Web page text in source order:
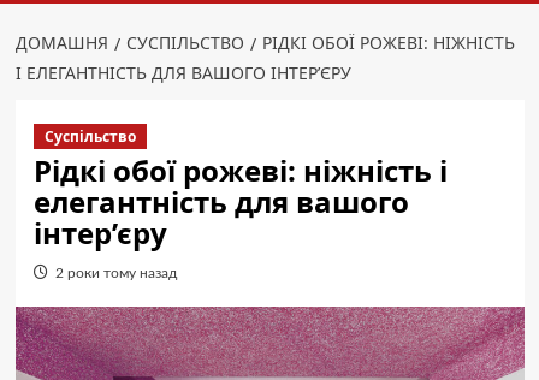
ДОМАШНЯ СУСПІЛЬСТВО
РІДКІ ОБОЇ РОЖЕВІ: НІЖНІСТЬ
І ЕЛЕГАНТНІСТЬ ДЛЯ ВАШОГО ІНТЕР’ЄРУ
Суспільство
Рідкі обої рожеві: ніжність і
елегантність для вашого
інтер’єру
2 роки тому назад